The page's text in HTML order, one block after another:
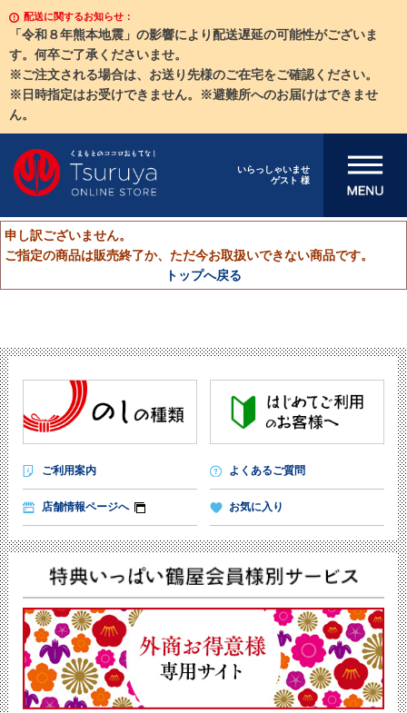
配送に関するお知らせ：
「令和８年熊本地震」の影響により配送遅延の可能性がございま
す。何卒ご了承くださいませ。
※ご注文される場合は、お送り先様のご在宅をご確認ください。
※日時指定はお受けできません。※避難所へのお届けはできませ
ん。
いらっしゃいませ
ゲスト 様
メニューを開
申し訳ございません。
ご指定の商品は販売終了か、ただ今お取扱いできない商品です。
トップへ戻る
ご利用案内 よくあるご質問
店舗情報ページへ お気に入り